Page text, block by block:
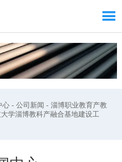

心 -公司新闻 -淄博职业教育产教
学淄博教科产融合基地建设工